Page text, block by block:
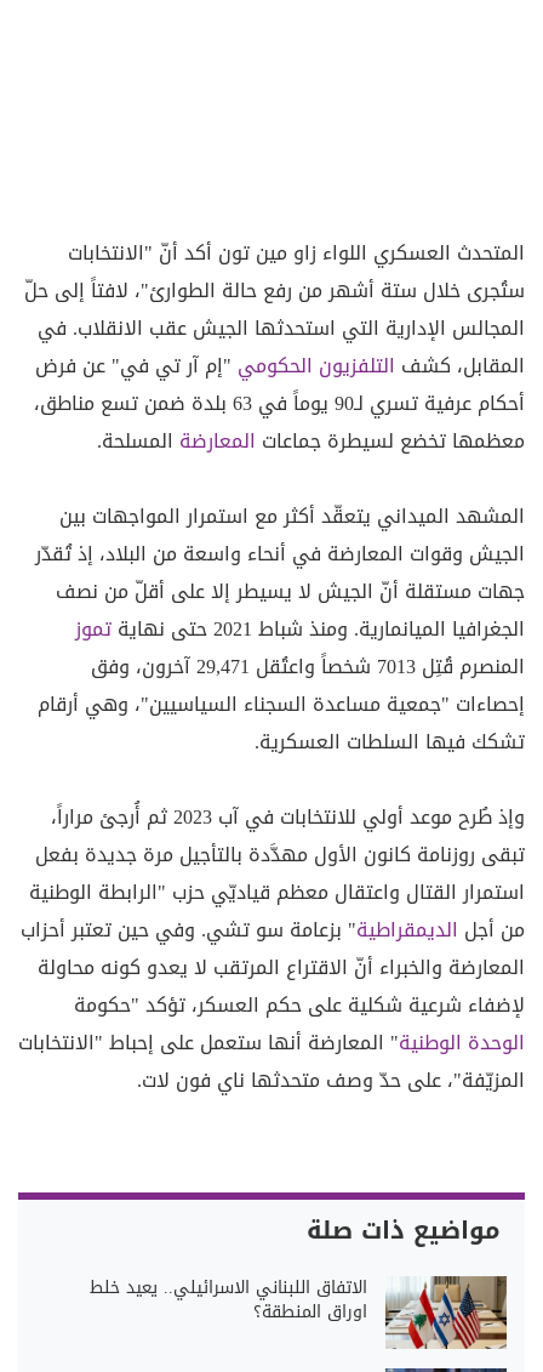
المتحدث العسكري اللواء زاو مين تون أكد أنّ "الانتخابات
ستُجرى خلال ستة أشهر من رفع حالة الطوارئ"، لافتاً إلى حلّ
المجالس الإدارية التي استحدثها الجيش عقب الانقلاب. في
المقابل، كشف التلفزيون الحكومي "إم آر تي في" عن فرض
أحكام عرفية تسري لـ90 يوماً في 63 بلدة ضمن تسع مناطق،
معظمها تخضع لسيطرة جماعات المعارضة المسلحة.
المشهد الميداني يتعقّد أكثر مع استمرار المواجهات بين
الجيش وقوات المعارضة في أنحاء واسعة من البلاد، إذ تُقدّر
جهات مستقلة أنّ الجيش لا يسيطر إلا على أقلّ من نصف
الجغرافيا الميانمارية. ومنذ شباط 2021 حتى نهاية
تموز
المنصرم قُتِل 7013 شخصاً واعتُقل 29,471 آخرون، وفق
إحصاءات "جمعية مساعدة السجناء السياسيين"، وهي أرقام
تشكك فيها السلطات العسكرية.
وإذ طُرح موعد أولي للانتخابات في آب 2023 ثم أُرجئ مراراً،
تبقى روزنامة كانون الأول مهدَّدة بالتأجيل مرة جديدة بفعل
استمرار القتال واعتقال معظم قياديّي حزب "الرابطة الوطنية
من أجل الديمقراطية" بزعامة سو تشي. وفي حين تعتبر أحزاب
المعارضة والخبراء أنّ الاقتراع المرتقب لا يعدو كونه محاولة
لإضفاء شرعية شكلية على حكم العسكر، تؤكد "حكومة
الوحدة الوطنية" المعارضة أنها ستعمل على إحباط "الانتخابات
المزيّفة"، على حدّ وصف متحدثها ناي فون لات.
مواضيع ذات صلة
الاتفاق اللبناني الاسرائيلي.. يعيد خلط
اوراق المنطقة؟